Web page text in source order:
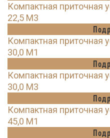
Компактная приточная
22,5 M3
Компактная приточная
30,0 M1
Компактная приточная
30,0 M3
Компактная приточная
45,0 M1